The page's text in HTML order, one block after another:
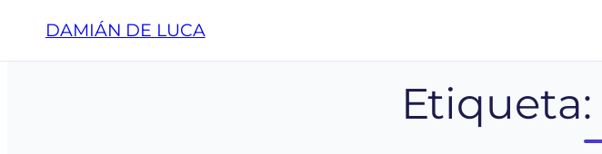
DAMIÁN DE LUCA
Etiqueta: